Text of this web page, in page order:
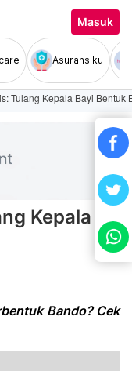
Masuk
Asuransiku
Tulang Kepala Bayi Bentuk
Kepala
Bando? Cek